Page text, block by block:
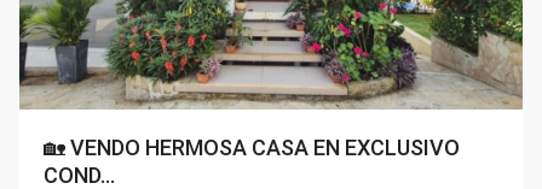
🏡 VENDO HERMOSA CASA EN EXCLUSIVO
COND...